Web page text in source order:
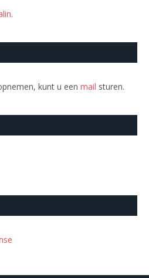
.
kunt u een mail sturen.